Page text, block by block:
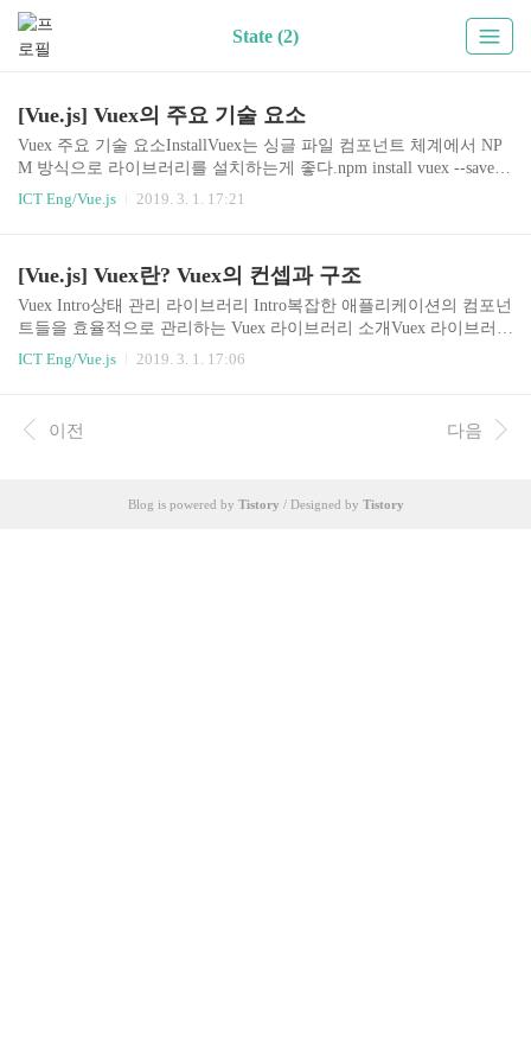
State (2)
[Vue.js] Vuex의 주요 기술 요소
Vuex 주요 기술 요소InstallVuex는 싱글 파일 컴포넌트 체계에서 NP
M 방식으로 라이브러리를 설치하는게 좋다.npm install vuex --saveE
S6와 함께 사용해야 더 많은 기능과 이점을 제공받을 수 있음Vue.js
에서 전역으로 Vuex 플러그인 사용하기/src/store/store.jsimport Vue fr
의 Enhanced Object Literals 특성을 통해 축약해서 등록할 수 있다.im
port Vue from 'vue'; import..
ICT Eng/Vue.js 2019. 3. 1. 17:21
[Vue.js] Vuex란? Vuex의 컨셉과 구조
Vuex Intro상태 관리 라이브러리 Intro복잡한 애플리케이션의 컴포넌
트들을 효율적으로 관리하는 Vuex 라이브러리 소개Vuex 라이브러리
의 등장 배경인 Flux 패턴(React) 소개Vuex 라이브러리의 주요 속성
인 state, getters, mutations, actions 학습Vuex를 알기 전의 개념으로는
를 더 쉽게 코딩할 수 있는 방법인 Helper 기능 소개Vuex로 프로젝트
를 구조화하는 방법과 모듈 구조화 방법 소개Vuex란?무수히 많은 컴
ICT Eng/Vue.js 2019. 3. 1. 17:06
이전 다음
Blog is powered by Tistory / Designed by Tistory